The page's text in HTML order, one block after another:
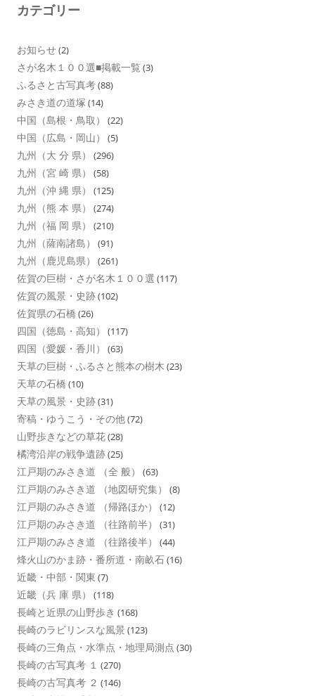
カテゴリー
お知らせ(2)
さが名木１００選■掲載一覧 (3)
ふるさと古写真考(88)
みさき道の道塚 (14)
中国（島根・鳥取） (22)
中国（広島・岡山） (5)
九州（大 分 県） (296)
九州（宮 崎 県） (58)
九州（沖 縄 県） (125)
九州（熊 本 県） (274)
九州（福 岡 県） (210)
九州（薩南諸島） (91)
九州（鹿児島県） (261)
佐賀の巨樹・さが名木１００選 (117)
佐賀の風景・史跡(102)
佐賀県の石橋 (26)
四国（徳島・高知） (117)
四国（愛媛・香川） (63)
天草の巨樹・ふるさと熊本の樹木 (23)
天草の石橋 (10)
天草の風景・史跡(31)
寄稿・ゆうこう・その他(72)
山野歩きなどの草花(28)
橘湾沿岸の戦争遺跡(25)
江戸期のみさき道 （全 般） (63)
江戸期のみさき道 （地図研究集） (8)
江戸期のみさき道 （帰路ほか） (12)
江戸期のみさき道 （往路前半） (31)
江戸期のみさき道 （往路後半） (44)
烽火山のかま跡・番所道・南畝石(16)
近畿・中部・関東 (7)
近畿（兵 庫 県） (118)
長崎と近県の山野歩き (168)
長崎のラビリンスな風景 (123)
長崎の三角点・水準点・地理局測点 (30)
長崎の古写真考 １ (270)
長崎の古写真考 ２ (146)